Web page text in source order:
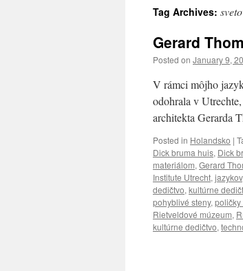
content
Tag Archives:
Gerard
Posted on January 9,
V rámci môjho
odohrala v
architekta Gerarda
Posted in Holandsko |
Dick bruma huis, Dick
materiálom, Gerard
Institute Utrecht,
dedičtvo, kultúrne
pohyblivé steny, poličky
Rietveldové múzeum,
kultúrne dedičtvo,